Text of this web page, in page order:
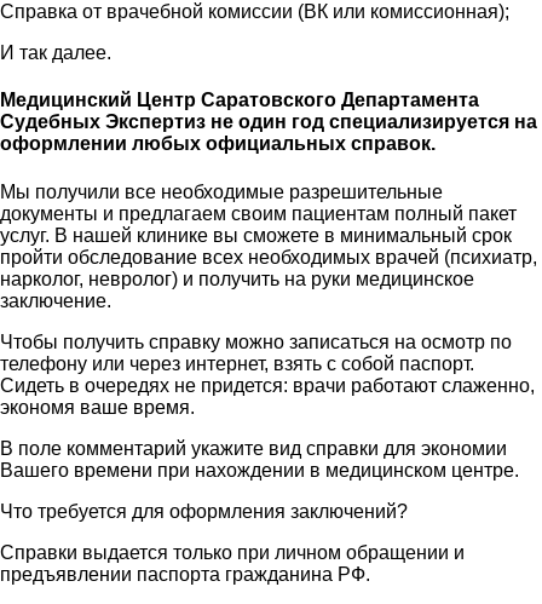
Справка от врачебной комиссии (ВК или комиссионная);
И так далее.
Медицинский Центр Саратовского Департамента
Судебных Экспертиз не один год специализируется на
оформлении любых официальных справок.
Мы получили все необходимые разрешительные
документы и предлагаем своим пациентам полный пакет
услуг. В нашей клинике вы сможете в минимальный срок
пройти обследование всех необходимых врачей (психиатр,
нарколог, невролог) и получить на руки медицинское
заключение.
Чтобы получить справку можно записаться на осмотр по
телефону или через интернет, взять с собой паспорт.
Сидеть в очередях не придется: врачи работают слаженно,
экономя ваше время.
В поле комментарий укажите вид справки для экономии
Вашего времени при нахождении в медицинском центре.
Что требуется для оформления заключений?
Справки выдается только при личном обращении и
предъявлении паспорта гражданина РФ.